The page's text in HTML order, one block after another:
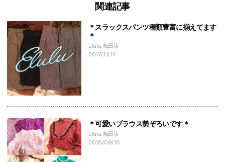
関連記事
＊スラックスパンツ種類豊富に揃えてます
＊
Elulu 梅田店
2017/11/14
＊可愛いブラウス勢ぞろいです＊
Elulu 梅田店
2018/09/18